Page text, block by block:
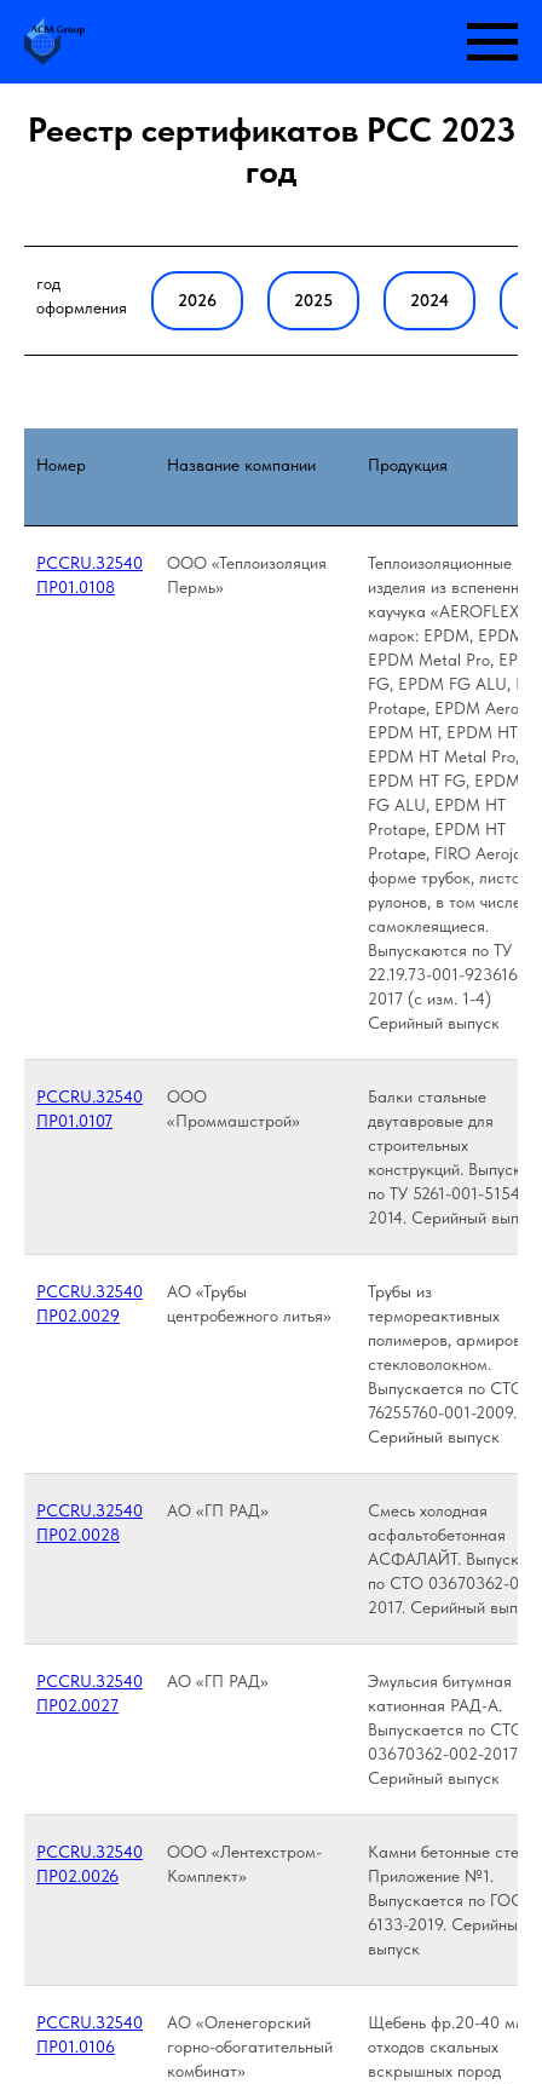
Реестр сертификатов РСС 2023
год
год
оформления
2026 2025 2024
Номер Название компании Продукция
РССRU.З2540
ПР01.0108
ООО «Теплоизоляция
Пермь»
Теплоизоляционные
изделия из вспененного
каучука «AEROFLEX»
марок: EPDM, EPDM
EPDM Metal Pro,
FG, EPDM FG ALU,
Protape, EPDM
EPDM HT, EPDM HT
EPDM HT Metal Pro,
EPDM HT FG, EPDM
FG ALU, EPDM HT
Protape, EPDM HT
Protape, FIRO
форме трубок, листов и
рулонов, в том числе
самоклеящиеся.
Выпускаются по ТУ
22.19.73-001-92361651-
2017 (с изм. 1-4)
Серийный выпуск
РССRU.З2540
ПР01.0107
ООО
«Проммашстрой»
Балки стальные
двутавровые для
строительных
конструкций.
по ТУ 5261-001-
2014. Серийный выпуск
РССRU.З2540
ПР02.0029
АО «Трубы
центробежного литья»
Трубы из
термореактивных
полимеров,
стекловолокном.
Выпускается по СТО
76255760-001-2009.
Серийный выпуск
РССRU.З2540
ПР02.0028
АО «ГП РАД»
Смесь холодная
асфальтобетонная
АСФАЛАЙТ.
по СТО 03670362-
2017. Серийный выпуск
РССRU.З2540
ПР02.0027
АО «ГП РАД»
Эмульсия битумная
катионная РАД-А.
Выпускается по СТО
03670362-002-2017.
Серийный выпуск
РССRU.З2540
ПР02.0026
ООО «Лентехстром-
Комплект»
Камни бетонные
Приложение №1.
Выпускается по ГОСТ
6133-2019. Серийный
выпуск
РССRU.З2540
ПР01.0106
АО «Оленегорский
горно-обогатительный
комбинат»
Щебень фр.20-40 мм,
отходов скальных
вскрышных пород